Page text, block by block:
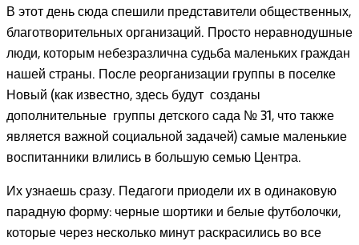
В этот день сюда спешили представители общественных,
благотворительных организаций. Просто неравнодушные
люди, которым небезразлична судьба маленьких граждан
нашей страны. После реорганизации группы в поселке
Новый (как известно, здесь будут созданы
дополнительные группы детского сада № 31, что также
является важной социальной задачей) самые маленькие
воспитанники влились в большую семью Центра.
Их узнаешь сразу. Педагоги приодели их в одинаковую
парадную форму: черные шортики и белые футболочки,
которые через несколько минут раскрасились во все